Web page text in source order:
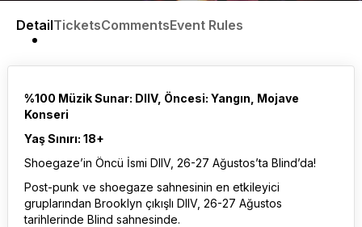
DetailTicketsCommentsEvent Rules
%100 Müzik Sunar: DIIV, Öncesi: Yangın, Mojave
Konseri
Yaş Sınırı: 18+
Shoegaze’in Öncü İsmi DIIV, 26-27 Ağustos’ta Blind’da!
Post-punk ve shoegaze sahnesinin en etkileyici
gruplarından Brooklyn çıkışlı DIIV, 26-27 Ağustos
tarihlerinde Blind sahnesinde.